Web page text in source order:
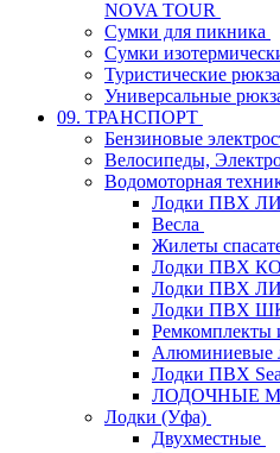
NOVA TOUR
Сумки для пикника
Сумки
Туристические
Универсальные
09. ТРАНСПОРТ
Бензиновые
Велосипеды,
Водомоторная
Лодки ПВХ
Весла
Жилеты
Лодки ПВХ
Лодки ПВХ
Лодки ПВХ
Ремкомплекты
Алюминиевые
Лодки ПВХ
ЛОДОЧНЫЕ
Лодки (Уфа)
Двухместные